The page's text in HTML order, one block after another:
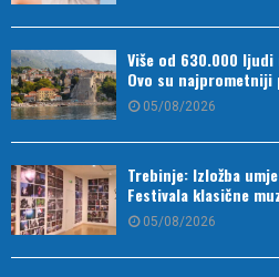
Više od 630.000 ljudi
Ovo su najprometniji
05/08/2026
Trebinje: Izložba
Festivala klasične
05/08/2026